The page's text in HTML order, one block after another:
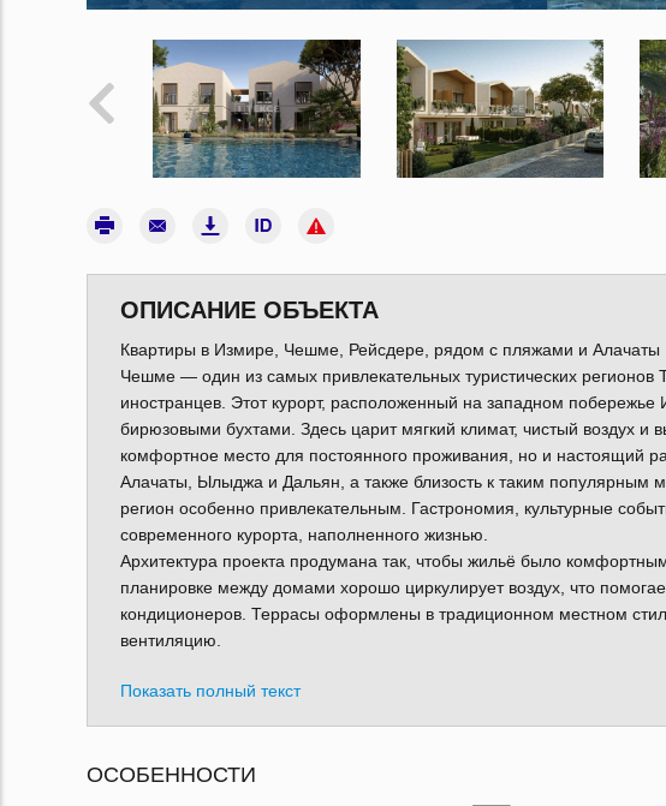
ОПИСАНИЕ ОБЪЕКТА
Квартиры в Измире, Чешме, Рейсдере, рядом с пляжами и Алачаты
Чешме — один из самых привлекательных туристических
иностранцев. Этот курорт, расположенный на западном
бирюзовыми бухтами. Здесь царит мягкий климат, чистый воздух
комфортное место для постоянного проживания, но и настоящий
Алачаты, Ылыджа и Дальян, а также близость к таким
регион особенно привлекательным. Гастрономия, культурные
современного курорта, наполненного жизнью.
Архитектура проекта продумана так, чтобы жильё было
планировке между домами хорошо циркулирует воздух, что
кондиционеров. Террасы оформлены в традиционном местном
вентиляцию.
Показать полный текст
ОСОБЕННОСТИ